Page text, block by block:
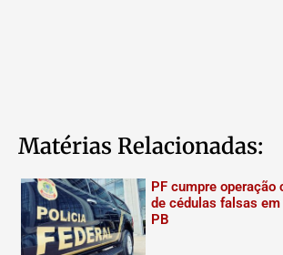
Matérias Relacionadas:
PF cumpre
de cédulas falsas
PB